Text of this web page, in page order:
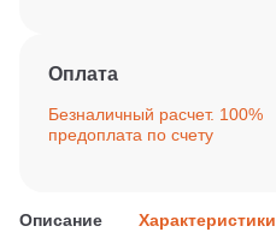
Оплата
Безналичный расчет. 100%
предоплата по счету
Описание Характеристики